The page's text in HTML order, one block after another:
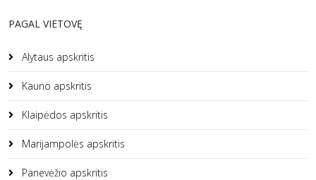
PAGAL VIETOVĘ
Alytaus apskritis
Kauno apskritis
Klaipėdos apskritis
Marijampolės apskritis
Panevėžio apskritis